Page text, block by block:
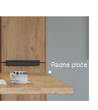
Radne ploče